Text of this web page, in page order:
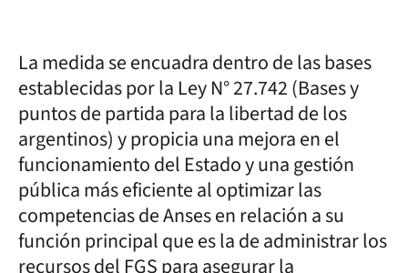
La medida se encuadra dentro de las bases
establecidas por la Ley N° 27.742 (Bases y
puntos de partida para la libertad de los
argentinos) y propicia una mejora en el
funcionamiento del Estado y una gestión
pública más eficiente al optimizar las
competencias de Anses en relación a su
función principal que es la de administrar los
recursos del FGS para asegurar la